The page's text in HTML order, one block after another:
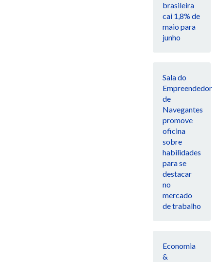
brasileira
cai 1,8% de
maio para
junho
Sala do
Empreendedor
de
Navegantes
promove
oficina
sobre
habilidades
para se
destacar
no
mercado
de trabalho
Economia
&